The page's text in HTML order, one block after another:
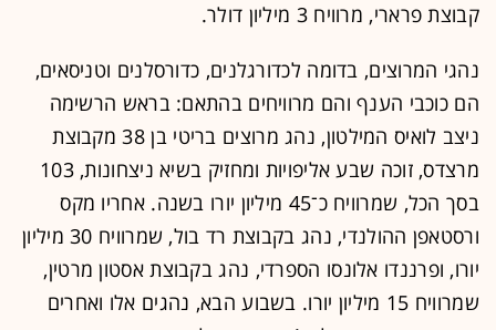
קבוצת פרארי, מרוויח 3 מיליון דולר.
נהגי המרוצים, בדומה לכדורגלנים, כדורסלנים וטניסאים,
הם כוכבי הענף והם מרוויחים בהתאם: בראש הרשימה
ניצב לואיס המילטון, נהג מרוצים בריטי בן 38 מקבוצת
מרצדס, זוכה שבע אליפויות ומחזיק בשיא ניצחונות, 103
בסך הכל, שמרוויח כ־45 מיליון יורו בשנה. אחריו מקס
ורסטאפן ההולנדי, נהג בקבוצת רד בול, שמרוויח 30 מיליון
יורו, ופרננדו אלונסו הספרדי, נהג בקבוצת אסטון מרטין,
שמרוויח 15 מיליון יורו. בשבוע הבא, נהגים אלו ואחרים